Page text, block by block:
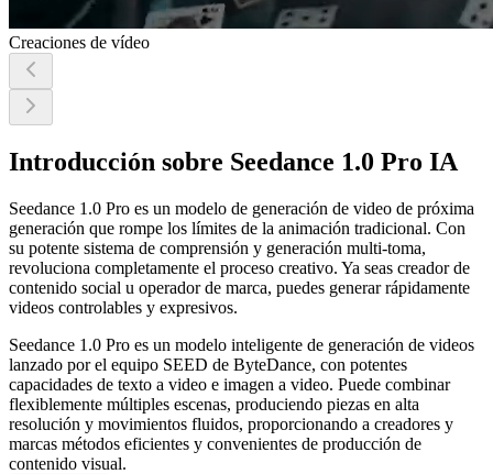
Creaciones de vídeo
Introducción sobre Seedance 1.0 Pro IA
Seedance 1.0 Pro es un modelo de generación de video de próxima
generación que rompe los límites de la animación tradicional. Con
su potente sistema de comprensión y generación multi-toma,
revoluciona completamente el proceso creativo. Ya seas creador de
contenido social u operador de marca, puedes generar rápidamente
videos controlables y expresivos.
Seedance 1.0 Pro es un modelo inteligente de generación de videos
lanzado por el equipo SEED de ByteDance, con potentes
capacidades de texto a video e imagen a video. Puede combinar
flexiblemente múltiples escenas, produciendo piezas en alta
resolución y movimientos fluidos, proporcionando a creadores y
marcas métodos eficientes y convenientes de producción de
contenido visual.